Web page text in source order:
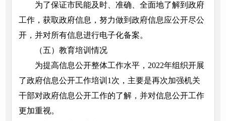
为了保证市民能及时、准确、全面地了解到政府
工作，获取政府信息，努力做到政府信息应公开尽公
开，并对所有信息进行电子化备案。
（五）教育培训情况
为提高信息公开整体工作水平，2022年组织开展
了政府信息公开工作培训1次，主要是再次加强机关
干部对政府信息公开工作的了解，并对信息公开工作
更加重视。